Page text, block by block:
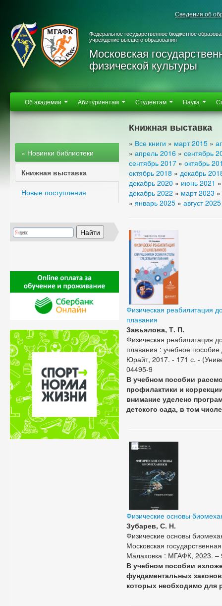
Сведения об
Федеральное государственное бюджетное
учреждение высшего образования
Московская
физической культуры
Об академии Абитуриентам Студентам Наука
« Новинки библиотеки
Книжная выставка
Новые поступления
Книжная выставка
» Все книги » март 2015 »
» апрель 2016 » сентябрь
сентябрь 2017 » октябрь
октябрь 2018 » декабрь
декабрь 2020 » июнь 2021
декабрь 2022 » март 2023 »
» январь 2025 » август 2025
Физическая реабилитация
плавания
Завьялова, Т. П.
Физическая реабилитация
плавания : учебное
Юрайт, 2017. - 171 с. -
04495-9
В учебном пособии
профилактики и
внимание уделено
детского сада, в том
Физические основы
Зубарев, С. Н.
Физические основы
Московская
Малаховка : МГАФК, 2023. –
В учебном пособии
фундаментальных
которых необходимо для